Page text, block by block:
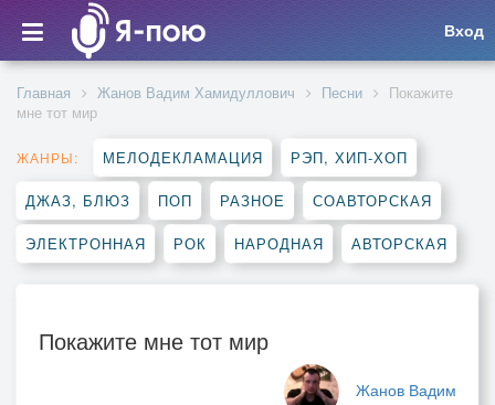
Вход
Главная Жанов Вадим Хамидуллович Песни
Покажите
мне тот мир
ЖАНРЫ: МЕЛОДЕКЛАМАЦИЯ РЭП, ХИП-ХОП
ДЖАЗ, БЛЮЗ ПОП РАЗНОЕ СОАВТОРСКАЯ
ЭЛЕКТРОННАЯ РОК НАРОДНАЯ АВТОРСКАЯ
Покажите мне тот мир
Жанов Вадим